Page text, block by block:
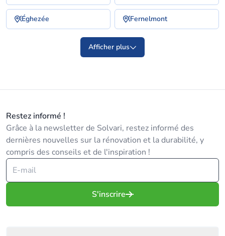
Éghezée Fernelmont
Afficher plus
Restez informé !
Grâce à la newsletter de Solvari, restez informé des
dernières nouvelles sur la rénovation et la durabilité, y
compris des conseils et de l'inspiration !
S'inscrire